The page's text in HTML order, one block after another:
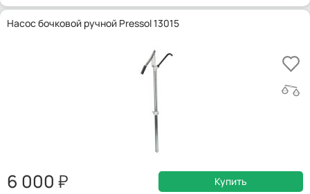
Насос бочковой ручной Pressol 13015
6 000 Купить